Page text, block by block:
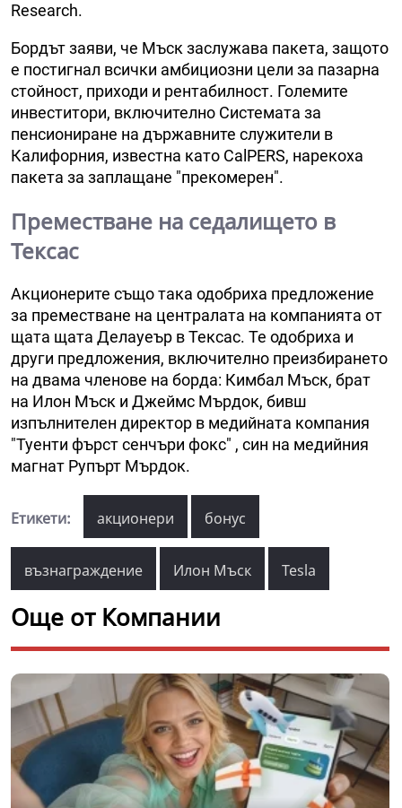
Research.
Бордът заяви, че Мъск заслужава пакета, защото
е постигнал всички амбициозни цели за пазарна
стойност, приходи и рентабилност. Големите
инвеститори, включително Системата за
пенсиониране на държавните служители в
Калифорния, известна като CalPERS, нарекоха
пакета за заплащане "прекомерен".
Преместване на седалището в
Тексас
Акционерите също така одобриха предложение
за преместване на централата на компанията от
щата щата Делауеър в Тексас. Те одобриха и
други предложения, включително преизбирането
на двама членове на борда: Кимбал Мъск, брат
на Илон Мъск и Джеймс Мърдок, бивш
изпълнителен директор в медийната компания
"Туенти фърст сенчъри фокс" , син на медийния
магнат Рупърт Мърдок.
Етикети: акционери бонус
възнаграждение Илон Мъск Tesla
Още от Компании